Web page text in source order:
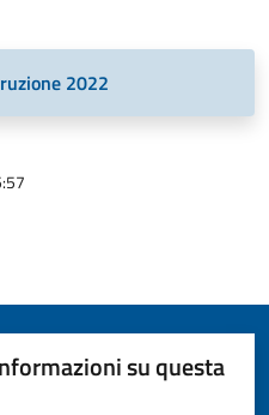
2022
su questa